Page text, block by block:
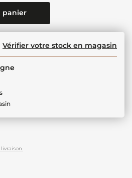
panier
Vérifier votre stock en magasin